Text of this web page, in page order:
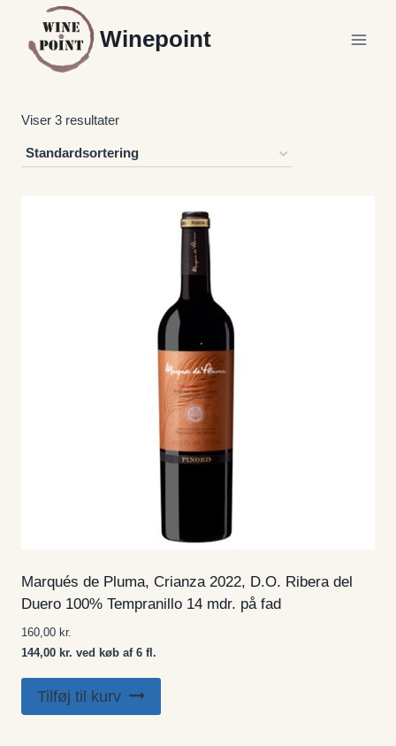
Fortsæt
indhold
Winepoint
Viser 3 resultater
Marqués de Pluma, Crianza 2022, D.O. Ribera del
Duero 100% Tempranillo 14 mdr. på fad
160,00 kr.
144,00 kr. ved køb af 6 fl.
Tilføj til kurv